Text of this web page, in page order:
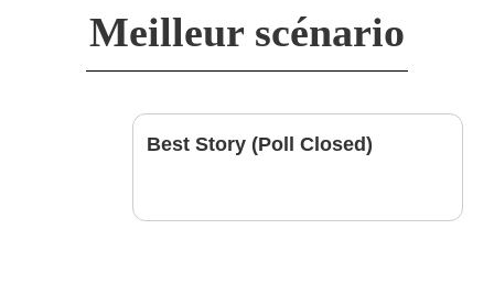
Meilleur scénario
Best Story (Poll Closed)